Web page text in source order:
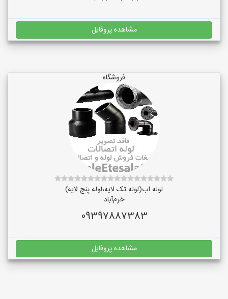
مشاهده پروفایل
فروشگاه
لوله اب(لوله تک لایه،لوله پنج لایه)
خرم‌آباد
09397887383
مشاهده پروفایل